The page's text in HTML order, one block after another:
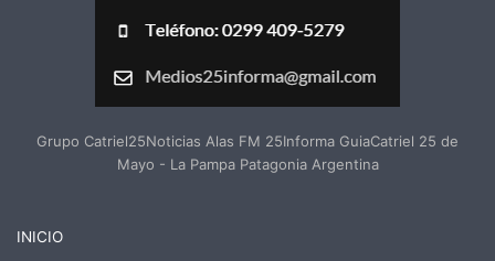
Grupo Catriel25Noticias Alas FM 25Informa GuiaCatriel 25 de
Mayo - La Pampa Patagonia Argentina
INICIO